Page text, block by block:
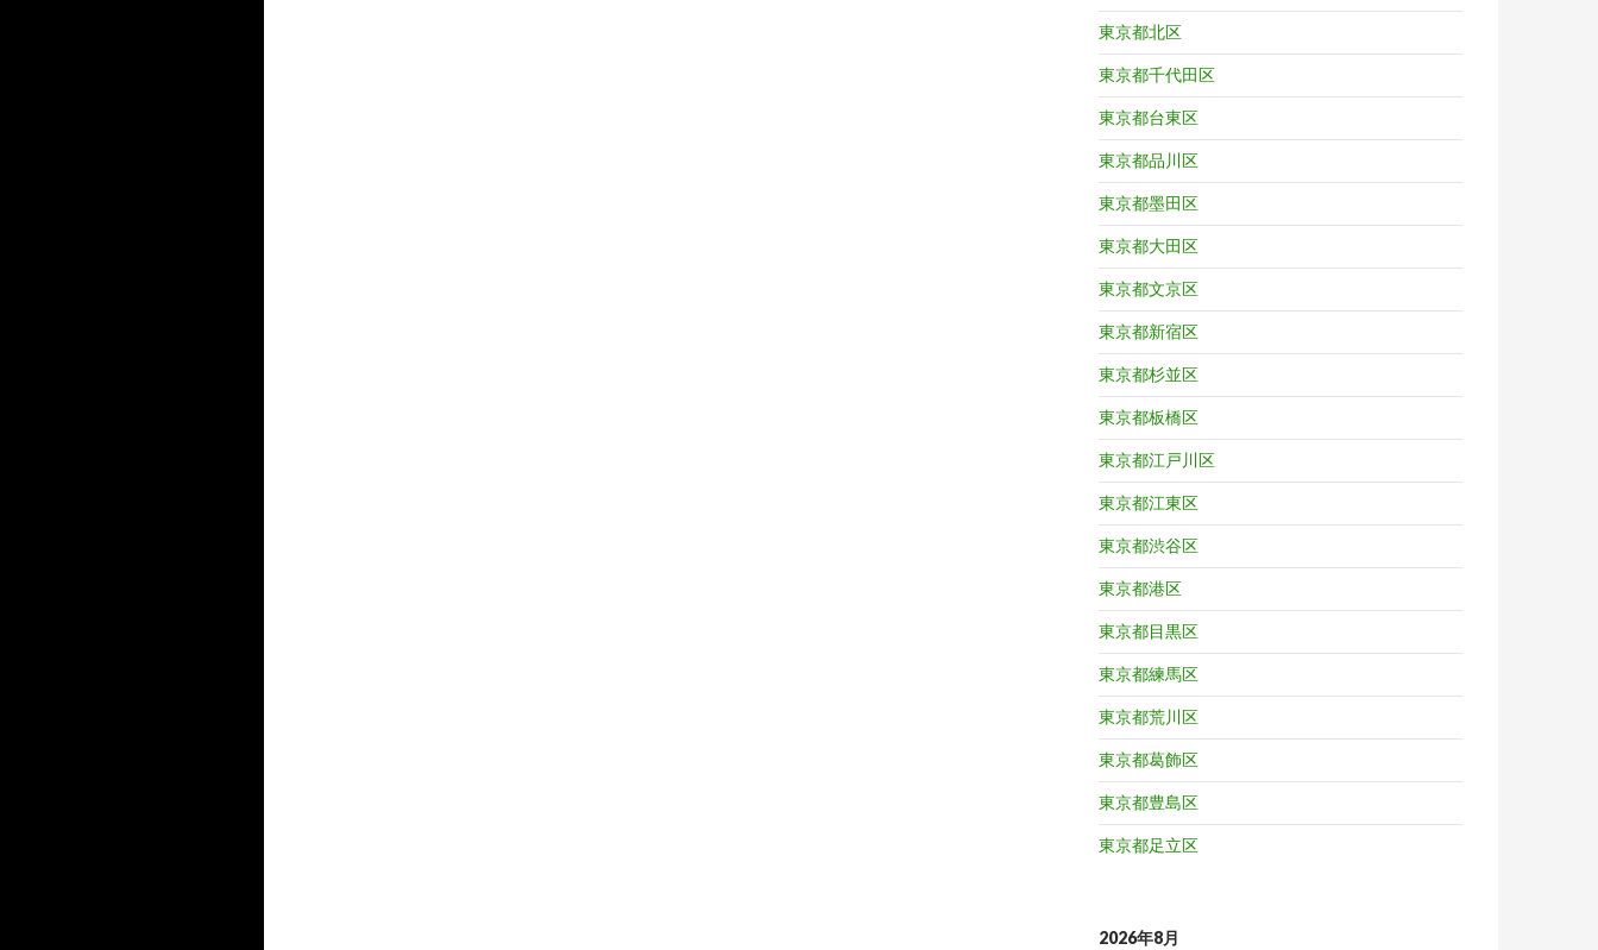
東京都北区
東京都千代田区
東京都台東区
東京都品川区
東京都墨田区
東京都大田区
東京都文京区
東京都新宿区
東京都杉並区
東京都板橋区
東京都江戸川区
東京都江東区
東京都渋谷区
東京都港区
東京都目黒区
東京都練馬区
東京都荒川区
東京都葛飾区
東京都豊島区
東京都足立区
2026年8月